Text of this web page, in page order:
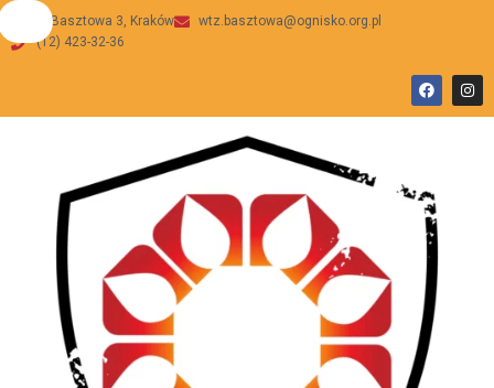
ul Basztowa 3, Kraków
wtz.basztowa@ognisko.org.pl
(12) 423-32-36